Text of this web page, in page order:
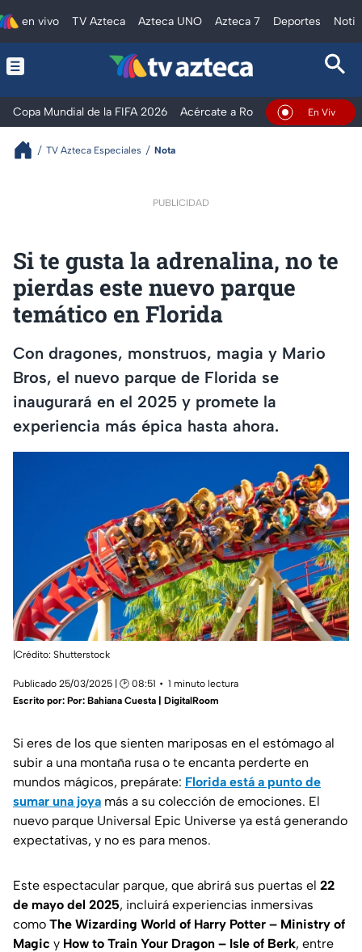
en vivo TV Azteca Azteca UNO Azteca 7 Deportes
Copa Mundial de la FIFA 2026 Acércate a Rocío Ventaneando
En Vivo
TV Azteca Especiales Nota
PUBLICIDAD
Si te gusta la adrenalina, no te
pierdas este nuevo parque
temático en Florida
Con dragones, monstruos, magia y Mario
Bros, el nuevo parque de Florida se
inaugurará en el 2025 y promete la
experiencia más épica hasta ahora.
|Crédito: Shutterstock
Publicado 25/03/2025 | 🕑 08:51
1 minuto lectura
Escrito por: Por: Bahiana Cuesta | DigitalRoom
Si eres de los que sienten mariposas en el estómago al
subir a una montaña rusa o te encanta perderte en
mundos mágicos, prepárate: Florida está a punto de
sumar una joya más a su colección de emociones. El
nuevo parque Universal Epic Universe ya está generando
expectativas, y no es para menos.
Este espectacular parque, que abrirá sus puertas el 22
de mayo del 2025, incluirá experiencias inmersivas
como The Wizarding World of Harry Potter – Ministry of
Magic y How to Train Your Dragon – Isle of Berk, entre